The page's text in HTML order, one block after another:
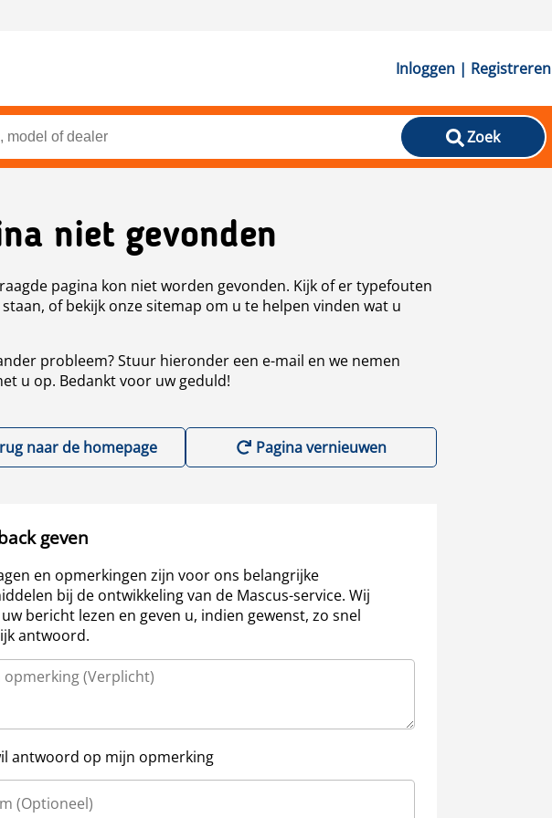
Inloggen | Registreren
Zoek
niet gevonden
pagina kon niet worden gevonden. Kijk of er typefouten
staan, of bekijk onze sitemap om u te helpen vinden wat u
probleem? Stuur hieronder een e-mail en we nemen
u op. Bedankt voor uw geduld!
naar de homepage Pagina vernieuwen
geven
en opmerkingen zijn voor ons belangrijke
bij de ontwikkeling van de Mascus-service. Wij
bericht lezen en geven u, indien gewenst, zo snel
antwoord.
antwoord op mijn opmerking